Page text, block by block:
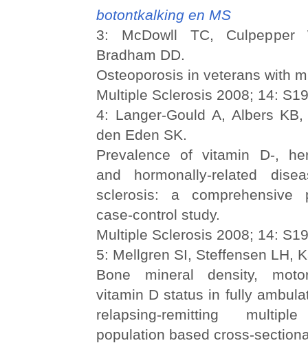
botontkalking en MS
3: McDowll TC, Culpepper
Bradham DD.
Osteoporosis in veterans with
Multiple Sclerosis 2008; 14:
4: Langer-Gould A, Albers
den Eden SK.
Prevalence of vitamin D-,
and hormonally-related
sclerosis: a comprehensive
case-control study.
Multiple Sclerosis 2008; 14:
5: Mellgren SI, Steffensen LH,
Bone mineral density,
vitamin D status in fully
relapsing-remitting
population based cross-